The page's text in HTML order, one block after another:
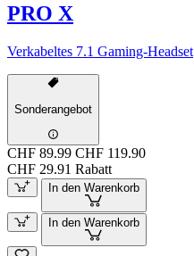
PRO X
Verkabeltes 7.1 Gaming-Headset
Sonderangebot
CHF 89.99 CHF 119.90
CHF 29.91 Rabatt
In den Warenkorb
In den Warenkorb